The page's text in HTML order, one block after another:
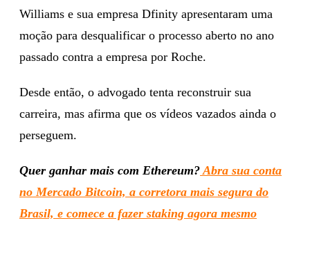
Williams e sua empresa Dfinity apresentaram uma
moção para desqualificar o processo aberto no ano
passado contra a empresa por Roche.
Desde então, o advogado tenta reconstruir sua
carreira, mas afirma que os vídeos vazados ainda o
perseguem.
Quer ganhar mais com Ethereum? Abra sua conta
no Mercado Bitcoin, a corretora mais segura do
Brasil, e comece a fazer staking agora mesmo